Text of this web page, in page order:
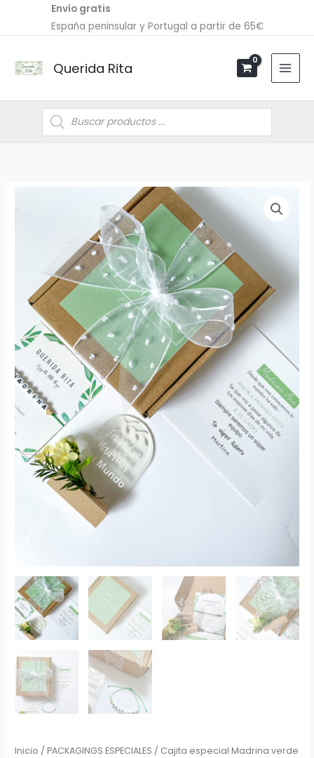
Envío gratis
España peninsular y Portugal a partir de 65€
Querida Rita
Búsqueda
de
productos
Inicio /PACKAGINGS ESPECIALES / Cajita especial Madrina verde